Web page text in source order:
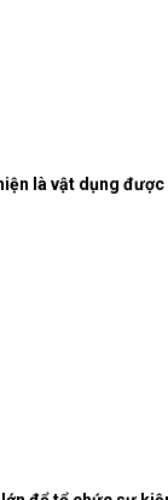
là vật dụng